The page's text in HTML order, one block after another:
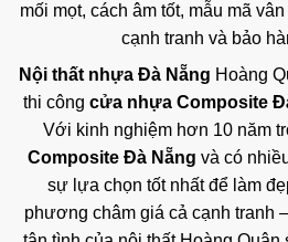
mối mọt, cách âm tốt, mẫu mã
cạnh tranh và bảo
Nội thất nhựa Đà Nẵng Hoàng
thi công cửa nhựa Composite
Với kinh nghiệm hơn 10 năm
Composite Đà Nẵng và có
sự lựa chọn tốt nhất để làm
phương châm giá cả cạnh tranh